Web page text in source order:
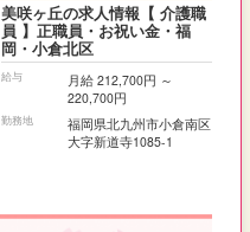
美咲ヶ丘の求人情報【 介護職
員 】正職員・お祝い金・福
岡・小倉北区
給与
月給 212,700円 ～
220,700円
勤務地
福岡県北九州市小倉南区
大字新道寺1085-1